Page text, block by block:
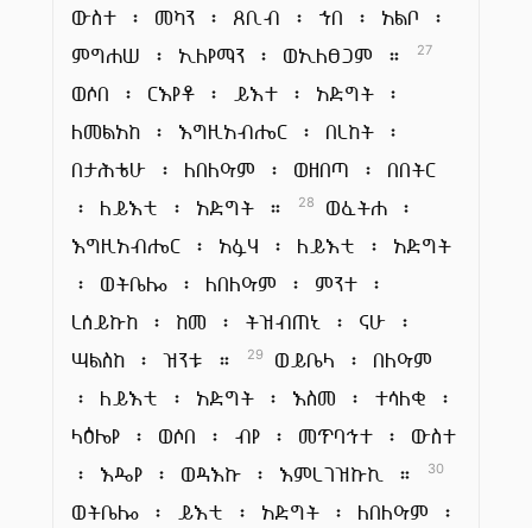
ውስተ ፡ መካን ፡ ጸቢብ ፡ ኀበ ፡ አልቦ ፡
ምግሐሠ ፡ ኢለየማን ፡ ወኢለፀጋም ።
27
ወሶበ ፡ ርእየቶ ፡ ይእተ ፡ አድግት ፡
ለመልአከ ፡ እግዚአብሔር ፡ በረከት ፡
በታሕቴሁ ፡ ለበለዓም ፡ ወዘበጣ ፡ በበትር
፡ ለይእቲ ፡ አድግት ።
28
ወፈትሐ ፡
እግዚአብሔር ፡ አፉሃ ፡ ለይእቲ ፡ አድግት
፡ ወትቤሎ ፡ ለበለዓም ፡ ምንተ ፡
ረሰይኩከ ፡ ከመ ፡ ትዝብጠኒ ፡ ናሁ ፡
ሣልስከ ፡ ዝንቱ ።
29
ወይቤላ ፡ በለዓም
፡ ለይእቲ ፡ አድግት ፡ እስመ ፡ ተሳለቂ ፡
ላዕሌየ ፡ ወሶበ ፡ ብየ ፡ መጥባኅተ ፡ ውስተ
፡ እዴየ ፡ ወዳእኩ ፡ እምረገዝኩኪ ።
30
ወትቤሎ ፡ ይእቲ ፡ አድግት ፡ ለበለዓም ፡